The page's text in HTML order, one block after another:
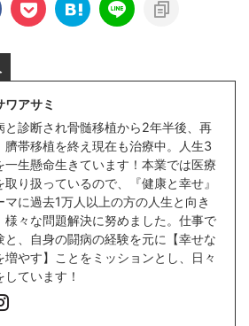
ワアサミ
と診断され骨髄移植から2年半後、再
臍帯移植を終え現在も治療中。人生3
一生懸命生きています！本業では医療
取り扱っているので、『健康と幸せ』
マに過去1万人以上の方の人生と向き
様々な問題解決に努めました。仕事で
と、自身の闘病の経験を元に【幸せな
増やす】ことをミッションとし、日々
しています！